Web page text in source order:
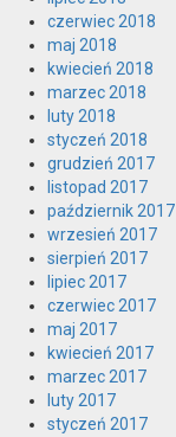
czerwiec 2018
maj 2018
kwiecień 2018
marzec 2018
luty 2018
styczeń 2018
grudzień 2017
listopad 2017
październik 2017
wrzesień 2017
sierpień 2017
lipiec 2017
czerwiec 2017
maj 2017
kwiecień 2017
marzec 2017
luty 2017
styczeń 2017